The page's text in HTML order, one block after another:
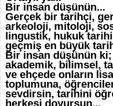
Bir insan düşünün...
Gerçek bir tarihçi,
arkeoloji, mitoloji,
lingustik, hukuk
geçmiş en büyük
Bir insan düşünün ki;
akademik, bilimsel,
ve ehçede onların
toplumuna,
sevdirsin, tarihini
herkesi doyursun...